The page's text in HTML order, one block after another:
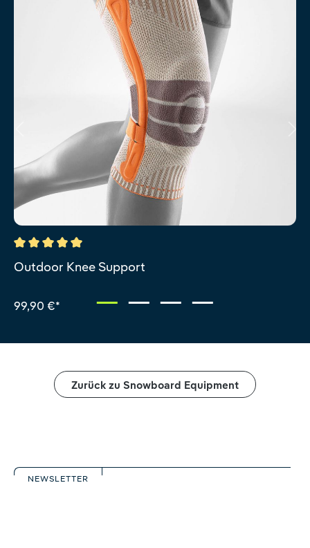
Durchschnittliche Bewertung von 5 von 5 Sternen
Outdoor Knee Support
99,90 €*
Zurück zu Snowboard Equipment
NEWSLETTER